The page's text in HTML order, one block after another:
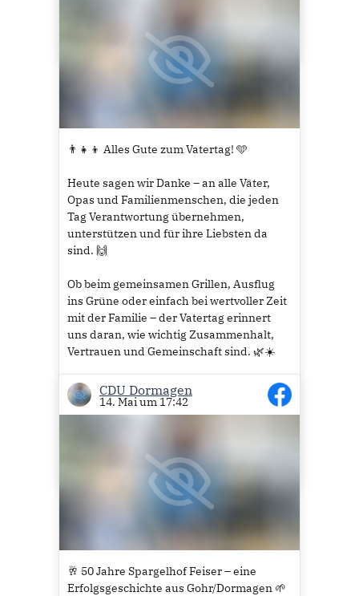
👨‍👧‍👦 Alles Gute zum Vatertag! 🩵
Heute sagen wir Danke – an alle Väter,
Opas und Familienmenschen, die jeden
Tag Verantwortung übernehmen,
unterstützen und für ihre Liebsten da
sind. 🙌
Ob beim gemeinsamen Grillen, Ausflug
ins Grüne oder einfach bei wertvoller Zeit
mit der Familie – der Vatertag erinnert
uns daran, wie wichtig Zusammenhalt,
Vertrauen und Gemeinschaft sind. 🌿☀️
Die CDU Dormagen wünscht allen einen
schönen Feiertag, viele besondere
Momente und Zeit mit den Menschen, die
2
CDU Dormagen
14. Mai um 17:42
🥂 50 Jahre Spargelhof Feiser – eine
Erfolgsgeschichte aus Gohr/Dormagen 🌱